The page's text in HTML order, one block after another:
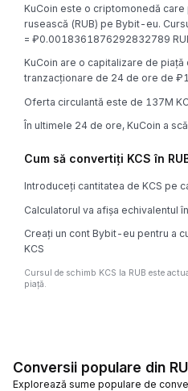
KuCoin este o criptomonedă
rusească (RUB) pe Bybit-eu.
= ₽0.0018361876292832789
KuCoin are o capitalizare de piață
tranzacționare de 24 de ore de
Oferta circulantă este de 137M
În ultimele 24 de ore, KuCoin a
Cum să convertiți KCS în
Introduceți cantitatea de KCS pe
Calculatorul va afișa echivalentul
Creați un cont Bybit-eu pentru a
KCS
Cursul de schimb KCS la RUB este
piață.
Conversii populare din
Explorează sume populare de